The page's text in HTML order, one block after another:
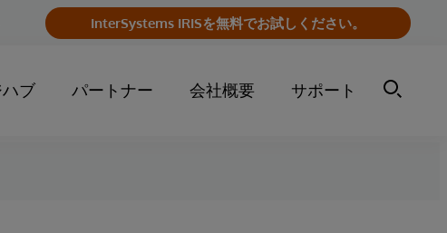
InterSystems IRISを無料でお試しください。
ブ パートナー 会社概要 サポート